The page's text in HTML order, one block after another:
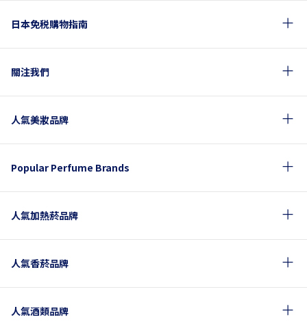
日本免税購物指南
關注我們
人氣美妝品牌
Popular Perfume Brands
人氣加熱菸品牌
人氣香菸品牌
人氣酒類品牌